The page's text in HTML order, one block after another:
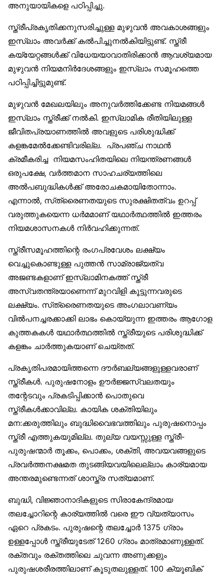
അനുയായികളെ പഠിപ്പിച്ചു.
സ്ത്രീപ്രകൃതിക്കനുസരിച്ചുള്ള മുഴുവന്‍ അവകാശങ്ങളും
ഇസ്‌ലാം അവര്‍ക്ക് കല്‍പിച്ചുനല്‍കിയിട്ടുണ്ട്. സ്ത്രീ
കയ്യേറ്റങ്ങള്‍ക്ക് വിധേയയാവാതിരിക്കാന്‍ ആവശ്യമായ
മുഴുവന്‍ നിയമനിര്‍ദേശങ്ങളും ഇസ്‌ലാം സമൂഹത്തെ
പഠിപ്പിച്ചിട്ടുമുണ്ട്.
മുഴുവന്‍ മേഖലയിലും അനുവര്‍ത്തിക്കേണ്ട നിയമങ്ങള്‍
ഇസ്‌ലാം സ്ത്രീക്ക് നല്‍കി. ഇസ്‌ലാമിക രീതിയിലുള്ള
ജീവിതപ്രയാണത്തില്‍ അവളുടെ പരിശുദ്ധിക്ക്
കളങ്കമേല്‍ക്കേണ്ടിവരില്ല. പ്രപഞ്ച നാഥന്‍
ക്രമീകരിച്ച നിയമസംഹിതയിലെ നിയന്ത്രണങ്ങള്‍
ഒരുപക്ഷേ, വര്‍ത്തമാന സാഹചര്യത്തിലെ
അല്‍പബുദ്ധികള്‍ക്ക് അരോചകമായിതോന്നാം.
എന്നാല്‍, സ്‌ത്രൈണതയുടെ സുരക്ഷിതത്വം ഉറപ്പ്
വരുത്തുകയെന്ന ധര്‍മമാണ് യഥാര്‍ത്ഥത്തില്‍ ഇത്തരം
നിയമശാസനകള്‍ നിര്‍വഹിക്കുന്നത്.
സ്ത്രീസമൂഹത്തിന്റെ രംഗപ്രവേശം ലക്ഷ്യം
വെച്ചുകൊണ്ടുള്ള പുത്തന്‍ സാമ്രാജ്യത്വ
അജണ്ടകളാണ് ഇസ്‌ലാമിനകത്ത് സ്ത്രീ
അസ്വതന്ത്രയാണെന്ന് മുറവിളി കൂട്ടുന്നവരുടെ
ലക്ഷ്യം. സ്‌ത്രൈണതയുടെ അംഗലാവണ്യം
വില്‍പനച്ചരക്കാക്കി ലാഭം കൊയ്യുന്ന ഇത്തരം ആഗോള
കുത്തകകള്‍ യഥാര്‍ത്ഥത്തില്‍ സ്ത്രീയുടെ പരിശുദ്ധിക്ക്
കളങ്കം ചാര്‍ത്തുകയാണ് ചെയ്തത്.
പ്രകൃതിപരമായിത്തന്നെ ദൗര്‍ബല്യങ്ങളുള്ളവരാണ്
സ്ത്രീകള്‍. പുരുഷനോളം ഊര്‍ജ്ജസ്വലതയും
തന്റേടവും പ്രകടിപ്പിക്കാന്‍ പൊതുവെ
സ്ത്രീകള്‍ക്കാവില്ല. കായിക ശക്തിയിലും
മന:ക്കരുത്തിലും ബുദ്ധിവൈഭവത്തിലും പുരുഷനൊപ്പം
സ്ത്രീ എത്തുകയുമില്ല. തുല്യ വയസ്സുള്ള സ്ത്രീ-
പുരുഷന്മാര്‍ തൂക്കം, പൊക്കം, ശക്തി, അവയവങ്ങളുടെ
പ്രവര്‍ത്തനക്ഷമത തുടങ്ങിയവയിലെല്ലാം കാര്യമായ
അന്തരമുണ്ടെന്നത് ശാസ്ത്ര സത്യമാണ്.
ബുദ്ധി, വിജ്ഞാനാദികളുടെ സിരാകേന്ദ്രമായ
തലച്ചോറിന്റെ കാര്യത്തില്‍ വരെ ഈ വ്യത്യാസം
ഏറെ പ്രകടം. പുരുഷന്റെ തലച്ചോര്‍ 1375 ഗ്രാം
ഉള്ളപ്പോള്‍ സ്ത്രീയുടേത് 1260 ഗ്രാം മാത്രമാണുള്ളത്.
രക്തവും രക്തത്തിലെ ചുവന്ന അണുക്കളും
പുരുഷശരീരത്തിലാണ് കൂടുതലുള്ളത്. 100 ക്യൂബിക്